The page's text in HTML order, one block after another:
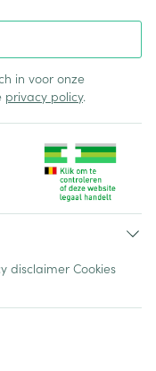
in voor onze
privacy policy.
disclaimer Cookies